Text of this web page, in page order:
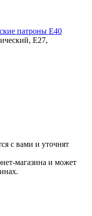
патроны Е40
Е27,
с вами и уточнят
магазина и может